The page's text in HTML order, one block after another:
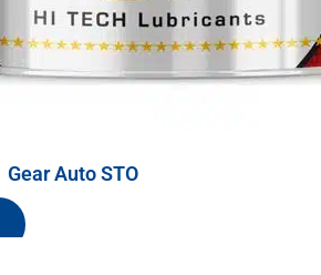
Gear Auto STO